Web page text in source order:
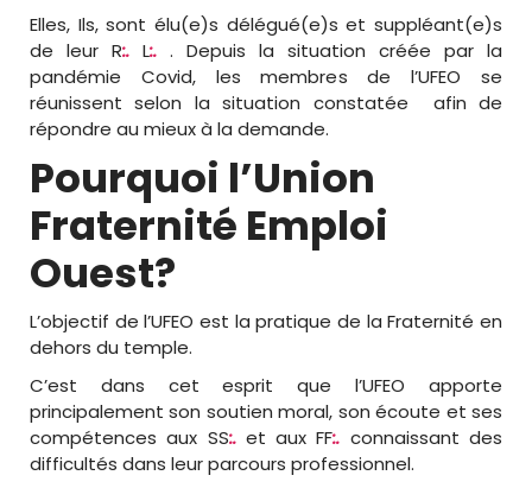
Elles, Ils, sont élu(e)s délégué(e)s et suppléant(e)s
de leur R:. L:. . Depuis la situation créée par la
pandémie Covid, les membres de l’UFEO se
réunissent selon la situation constatée afin de
répondre au mieux à la demande.
Pourquoi l’Union
Fraternité Emploi
Ouest?
L’objectif de l’UFEO est la pratique de la Fraternité en
dehors du temple.
C’est dans cet esprit que l’UFEO apporte
principalement son soutien moral, son écoute et ses
compétences aux SS:.et aux FF:. connaissant des
difficultés dans leur parcours professionnel.